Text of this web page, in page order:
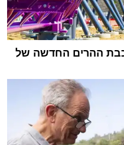
ההרים החדשה של